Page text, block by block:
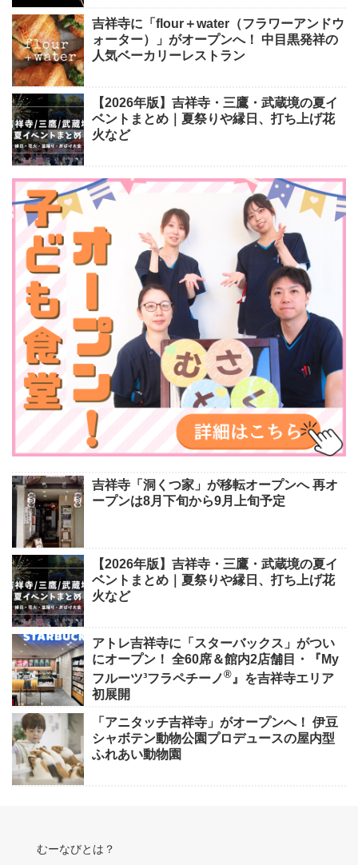
吉祥寺に「flour＋water（フラワーアンドウ
ォーター）」がオープンへ！ 中目黒発祥の
人気ベーカリーレストラン
【2026年版】吉祥寺・三鷹・武蔵境の夏イ
ベントまとめ｜夏祭りや縁日、打ち上げ花
火など
吉祥寺「洞くつ家」が移転オープンへ 再オ
ープンは8月下旬から9月上旬予定
【2026年版】吉祥寺・三鷹・武蔵境の夏イ
ベントまとめ｜夏祭りや縁日、打ち上げ花
火など
アトレ吉祥寺に「スターバックス」がつい
にオープン！ 全60席＆館内2店舗目・『My
フルーツ³フラペチーノ® 』を吉祥寺エリア
初展開
「アニタッチ吉祥寺」がオープンへ！ 伊豆
シャボテン動物公園プロデュースの屋内型
ふれあい動物園
むーなびとは？